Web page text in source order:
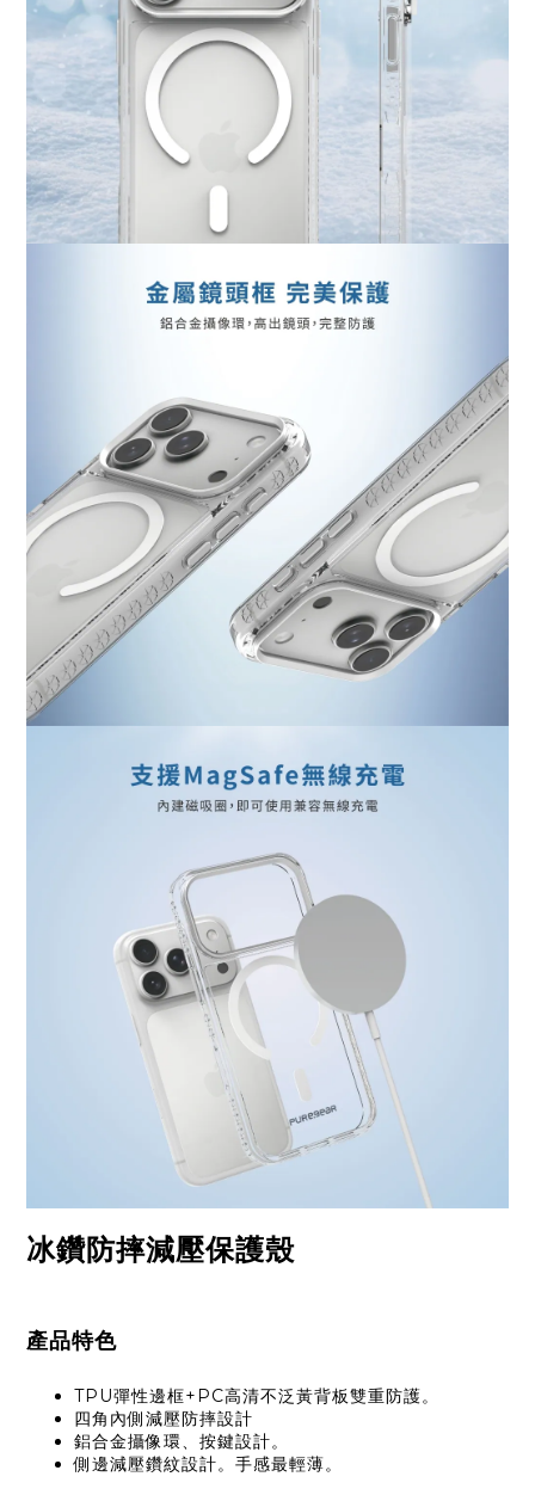
冰鑽防摔減壓保護殼
產品特色
TPU彈性邊框+PC高清不泛黃背板雙重防護。
四角內側減壓防摔設計
鋁合金攝像環、按鍵設計。
側邊減壓鑽紋設計。手感最輕薄。